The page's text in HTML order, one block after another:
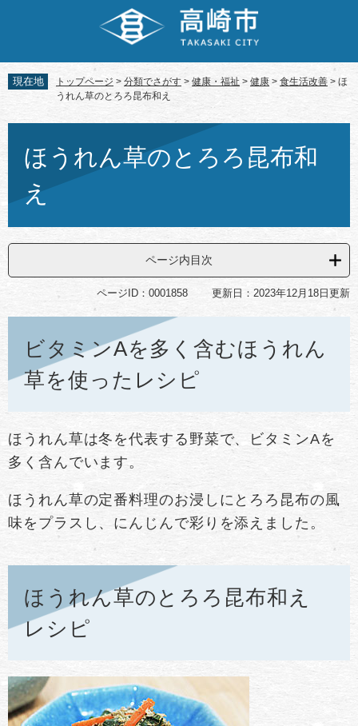
先
頭
す。
を
飛
し
現在地 トップページ > 分類でさがす > 健康・福祉 > 健康 > 食生活改善 > ほ
うれん草のとろろ昆布和え
ほうれん草のとろろ昆布和
え
ページ内目次
ページID：0001858 更新日：2023年12月18日更新
ビタミンAを多く含むほうれん
草を使ったレシピ
ほうれん草は冬を代表する野菜で、ビタミンAを
多く含んでいます。
ほうれん草の定番料理のお浸しにとろろ昆布の風
味をプラスし、にんじんで彩りを添えました。
ほうれん草のとろろ昆布和え
レシピ